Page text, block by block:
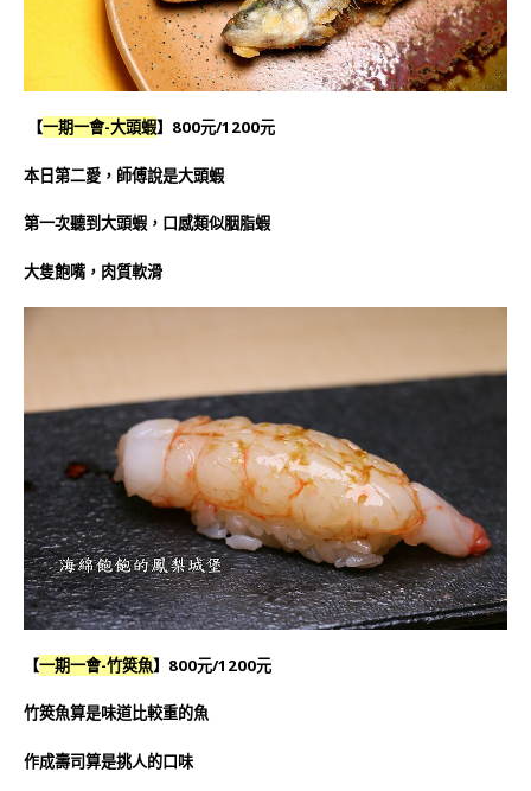
【一期一會-大頭蝦】800元/1200元
本日第二愛，師傅說是大頭蝦
第一次聽到大頭蝦，口感類似胭脂蝦
大隻飽嘴，肉質軟滑
【一期一會-竹筴魚】800元/1200元
竹筴魚算是味道比較重的魚
作成壽司算是挑人的口味